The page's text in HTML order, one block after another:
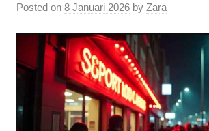
Posted on 8 Januari 2026 by Zara